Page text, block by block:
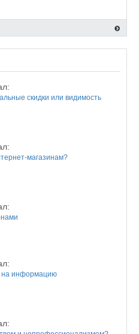
скидки или видимость
магазинам?
на информацию